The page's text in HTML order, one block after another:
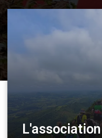
L'association